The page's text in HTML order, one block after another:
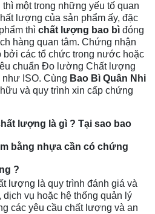
một trong những yếu tố quan
lượng của sản phẩm ấy, đặc
thì chất lượng bao bì đóng
hàng quan tâm. Chứng nhận
bởi các tổ chức trong nước hoặc
chuẩn Đo lường Chất lượng
ISO. Cùng Bao Bì Quân Nhi
và quy trình xin cấp chứng
lượng là gì ? Tại sao bao
bằng nhựa cần có chứng
?
lượng là quy trình đánh giá và
vụ hoặc hệ thống quản lý
các yêu cầu chất lượng và an